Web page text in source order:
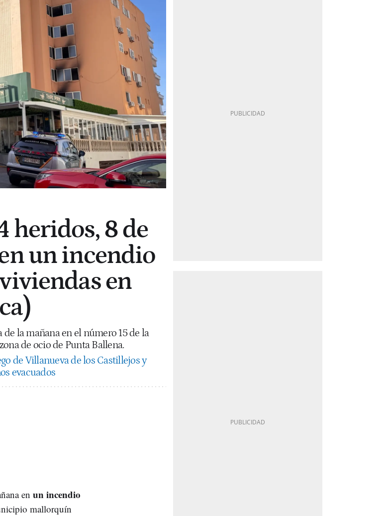
heridos, 8 de
un incendio
en
la mañana en el número 15 de la
de ocio de Punta Ballena.
de Villanueva de los Castillejos y
evacuados
en un incendio
mallorquín